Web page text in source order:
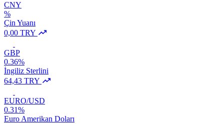
CNY
%
Çin Yuanı
0,00 TRY
GBP
0.36%
İngiliz Sterlini
64,43 TRY
EURO/USD
0.31%
Euro Amerikan Doları